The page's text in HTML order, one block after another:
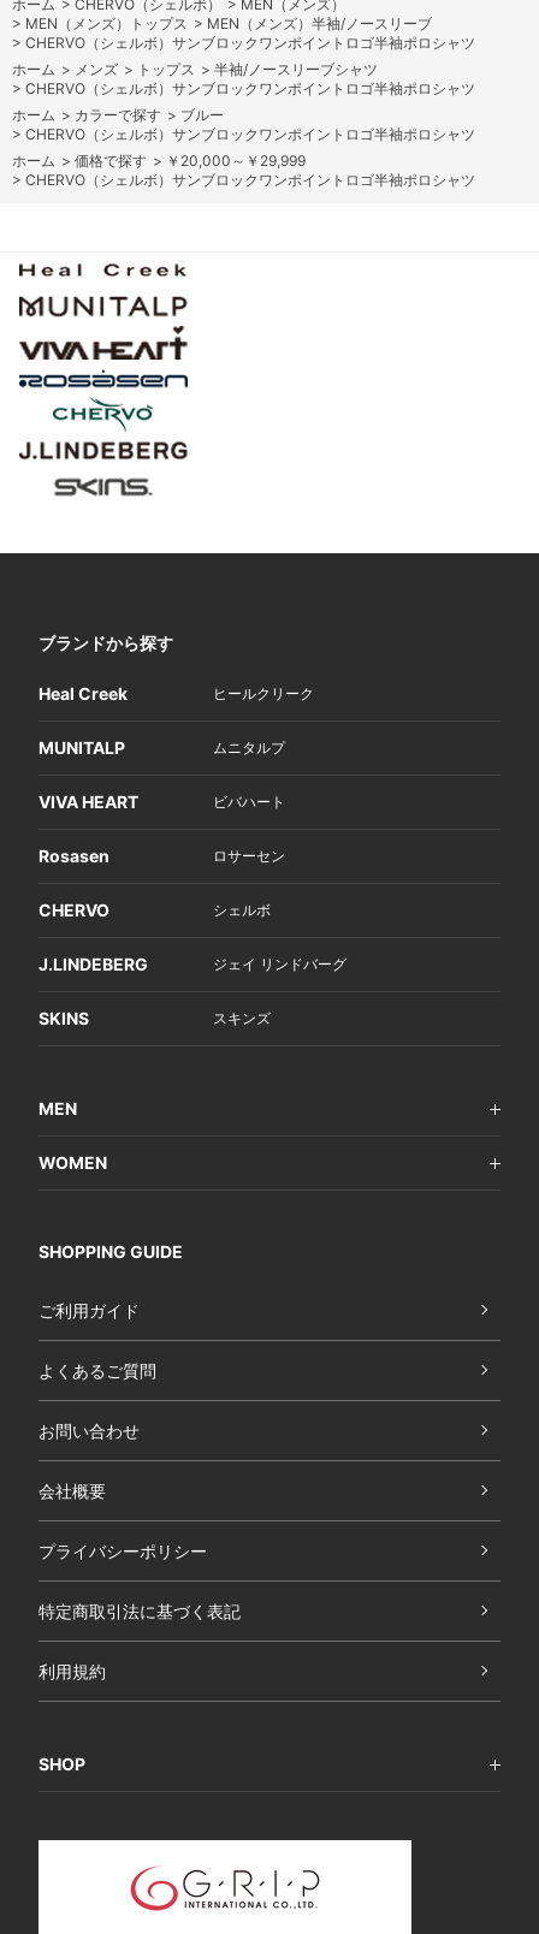
ホーム > CHERVO（シェルボ） > MEN（メンズ）
> MEN（メンズ）トップス > MEN（メンズ）半袖/ノースリーブ
> CHERVO（シェルボ）サンブロックワンポイントロゴ半袖ポロシャツ
ホーム > メンズ > トップス > 半袖/ノースリーブシャツ
> CHERVO（シェルボ）サンブロックワンポイントロゴ半袖ポロシャツ
ホーム > カラーで探す > ブルー
> CHERVO（シェルボ）サンブロックワンポイントロゴ半袖ポロシャツ
ホーム > 価格で探す > ￥20,000～￥29,999
> CHERVO（シェルボ）サンブロックワンポイントロゴ半袖ポロシャツ
ブランドから探す
Heal Creek ヒールクリーク
MUNITALP ムニタルプ
VIVA HEART ビバハート
Rosasen ロサーセン
CHERVO シェルボ
J.LINDEBERG ジェイ リンドバーグ
SKINS スキンズ
MEN
WOMEN
SHOPPING GUIDE
ご利用ガイド
よくあるご質問
お問い合わせ
会社概要
プライバシーポリシー
特定商取引法に基づく表記
利用規約
SHOP